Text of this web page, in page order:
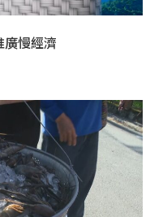
廣慢經濟